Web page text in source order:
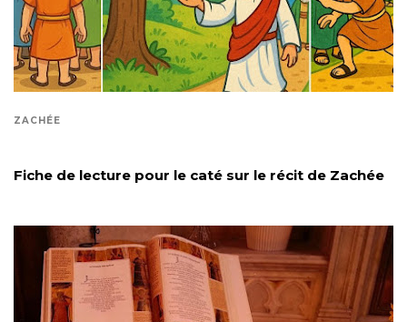
ZACHÉE
Fiche de lecture pour le caté sur le récit de Zachée